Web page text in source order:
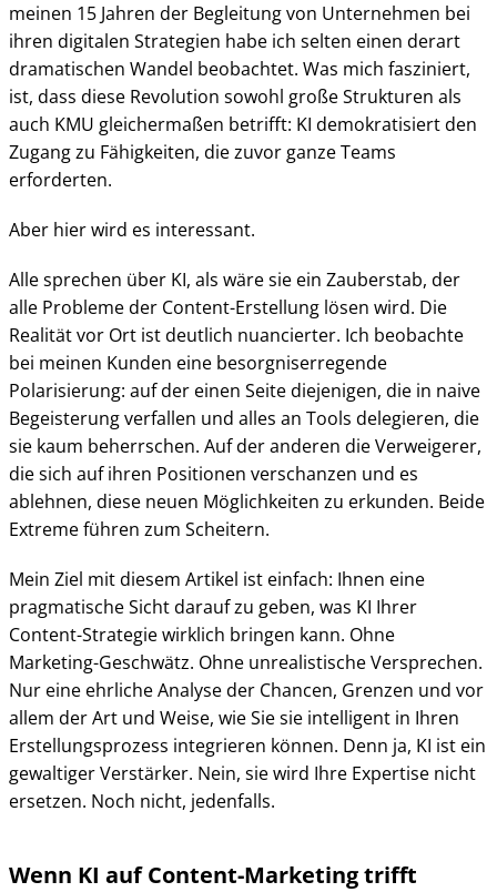
meinen 15 Jahren der Begleitung von Unternehmen bei
ihren digitalen Strategien habe ich selten einen derart
dramatischen Wandel beobachtet. Was mich fasziniert,
ist, dass diese Revolution sowohl große Strukturen als
auch KMU gleichermaßen betrifft: KI demokratisiert den
Zugang zu Fähigkeiten, die zuvor ganze Teams
erforderten.
Aber hier wird es interessant.
Alle sprechen über KI, als wäre sie ein Zauberstab, der
alle Probleme der Content-Erstellung lösen wird. Die
Realität vor Ort ist deutlich nuancierter. Ich beobachte
bei meinen Kunden eine besorgniserregende
Polarisierung: auf der einen Seite diejenigen, die in naive
Begeisterung verfallen und alles an Tools delegieren, die
sie kaum beherrschen. Auf der anderen die Verweigerer,
die sich auf ihren Positionen verschanzen und es
ablehnen, diese neuen Möglichkeiten zu erkunden. Beide
Extreme führen zum Scheitern.
Mein Ziel mit diesem Artikel ist einfach: Ihnen eine
pragmatische Sicht darauf zu geben, was KI Ihrer
Content-Strategie wirklich bringen kann. Ohne
Marketing-Geschwätz. Ohne unrealistische Versprechen.
Nur eine ehrliche Analyse der Chancen, Grenzen und vor
allem der Art und Weise, wie Sie sie intelligent in Ihren
Erstellungsprozess integrieren können. Denn ja, KI ist ein
gewaltiger Verstärker. Nein, sie wird Ihre Expertise nicht
ersetzen. Noch nicht, jedenfalls.
Wenn KI auf Content-Marketing trifft